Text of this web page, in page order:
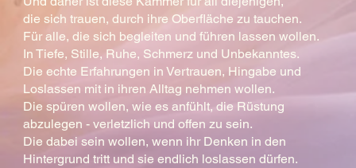
die sich trauen, durch ihre Oberfläche zu tauchen.
Für alle, die sich begleiten und führen lassen wollen.
In Tiefe, Stille, Ruhe, Schmerz und Unbekanntes.
Die echte Erfahrungen in Vertrauen, Hingabe und
Loslassen mit in ihren Alltag nehmen wollen.
Die spüren wollen, wie es anfühlt, die Rüstung
abzulegen - verletzlich und offen zu sein.
Die dabei sein wollen, wenn ihr Denken in den
Hintergrund tritt und sie endlich loslassen dürfen.